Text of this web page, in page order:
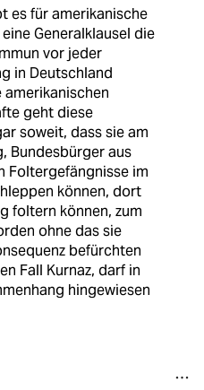
es für amerikanische
Generalklausel die
vor jeder
in Deutschland
amerikanischen
geht diese
soweit, dass sie am
Bundesbürger aus
Foltergefängnisse im
können, dort
foltern können, zum
ohne das sie
befürchten
Fall Kurnaz, darf in
hingewiesen